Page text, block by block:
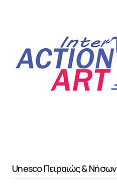
Unesco Πειραιώς & Νήσων